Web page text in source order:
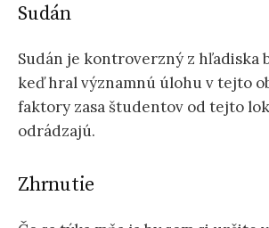
Sudán
Sudán je kontroverzný z hľadiska
keď hral významnú úlohu v tejto
faktory zasa študentov od tejto
odrádzajú.
Zhrnutie